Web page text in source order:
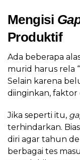
Mengisi
Produktif
Ada beberapa
murid harus rela
Selain karena
diinginkan, faktor
Jika seperti itu,
terhindarkan.
diri agar tahun
berbagai tes